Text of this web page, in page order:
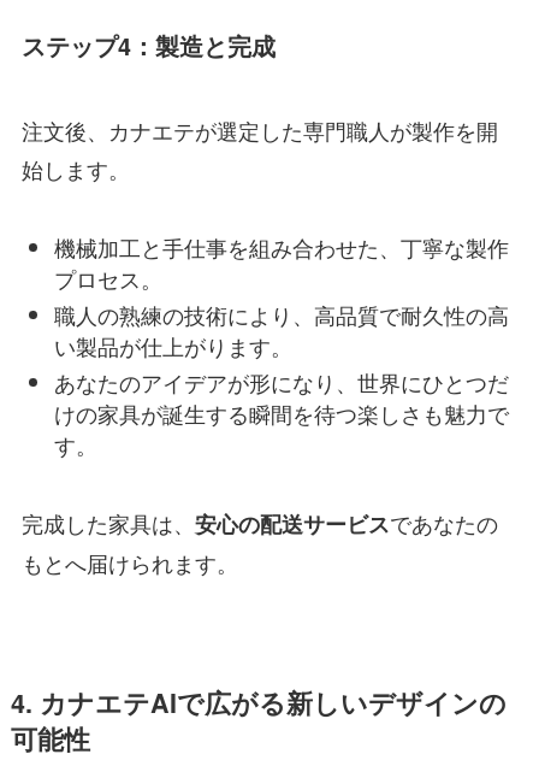
ステップ4：製造と完成
注文後、カナエテが選定した専門職人が製作を開
始します。
機械加工と手仕事を組み合わせた、丁寧な製作
プロセス。
職人の熟練の技術により、高品質で耐久性の高
い製品が仕上がります。
あなたのアイデアが形になり、世界にひとつだ
けの家具が誕生する瞬間を待つ楽しさも魅力で
す。
完成した家具は、 安心の配送サービスであなたの
もとへ届けられます。
4. カナエテAIで広がる新しいデザインの
可能性